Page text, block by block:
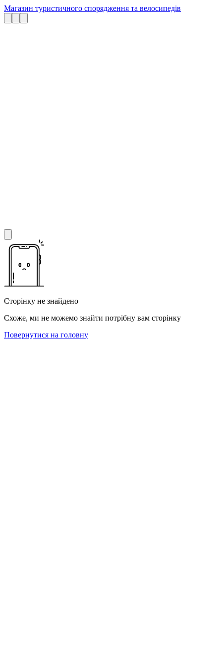
Магазин туристичного спорядження та велосипедів
Сторінку не знайдено
Схоже, ми не можемо знайти потрібну вам сторінку
Повернутися на головну